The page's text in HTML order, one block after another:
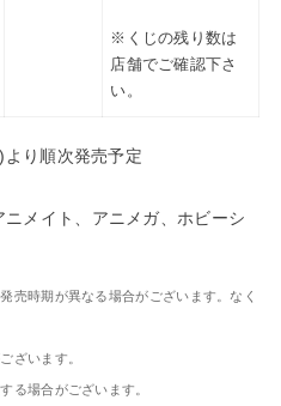
※くじの残り数は
店舗でご確認下さ
い。
り順次発売予定
メイト、アニメガ、ホビーシ
売時期が異なる場合がございます。なく
ざいます。
る場合がございます。